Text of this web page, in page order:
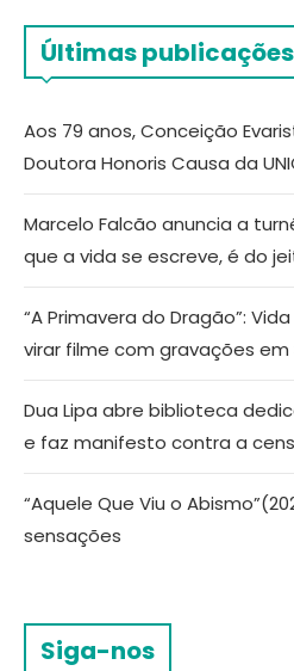
Últimas publicações
Aos 79 anos, Conceição
Doutora Honoris Causa da
Marcelo Falcão anuncia a
que a vida se escreve, é do
“A Primavera do Dragão”:
virar filme com gravações em
Dua Lipa abre biblioteca
e faz manifesto contra a
“Aquele Que Viu o
sensações
Siga-nos